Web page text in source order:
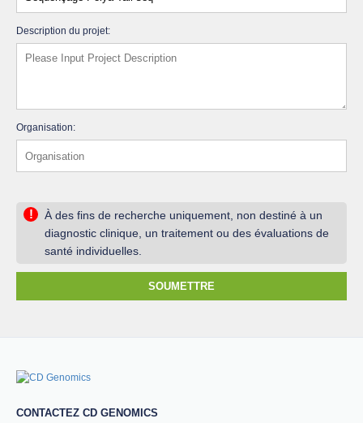
Description du projet:
Organisation:
!
À des fins de recherche uniquement, non destiné à un
diagnostic clinique, un traitement ou des évaluations de
santé individuelles.
SOUMETTRE
CONTACTEZ CD GENOMICS